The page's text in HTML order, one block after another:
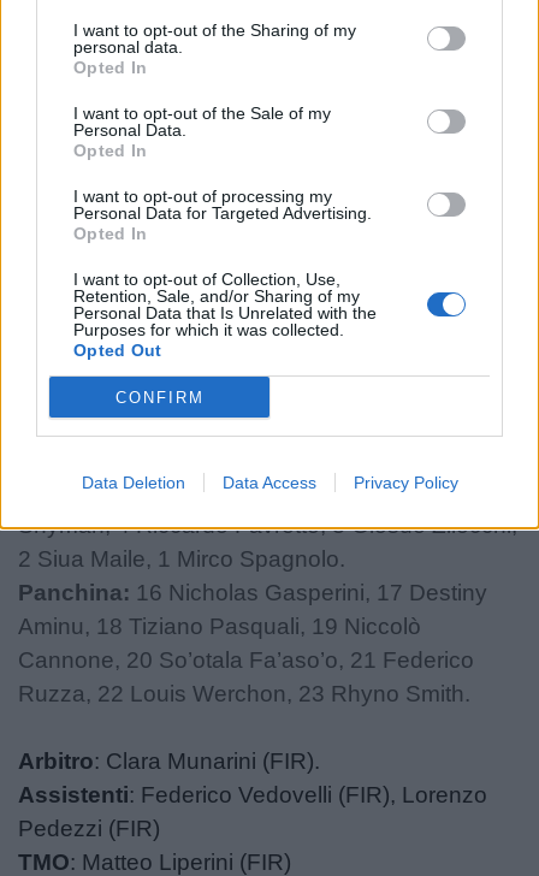
I want to opt-out of the Sharing of my
personal data.
Opted In
I want to opt-out of the Sale of my
Personal Data.
Opted In
I want to opt-out of processing my
Personal Data for Targeted Advertising.
Opted In
I want to opt-out of Collection, Use,
Retention, Sale, and/or Sharing of my
Personal Data that Is Unrelated with the
Purposes for which it was collected.
Opted Out
CONFIRM
Data Deletion Data Access Privacy Policy
Alessandro Fusco, 8 Giovanni Licata (C), 7
Samuele Locatelli, 6 Giacomo Ferrari, 5 Leonard
Krumov, 4 Alessandro Ortombina, 3 Juan
Manuel Pitinari, 2 Tommaso Di Bartolomeo, 1
Muhamed Hasa.
Panchina:16 Giampietro Ribaldi, 17 Paolo
Buonfiglio, 18 Matteo Nocera, 19 David Odiase,
20 Davide Ruggeri, 21 Thomas Dominguez, 22
Giulio Bertaccini, 23 Bautista Stavile.
BENETTON RUGBY:
Ignacio Mendy, 13 Tommaso Menoncello, 12
Malakai Fekitoa, 11 Paolo Odogwu, 10 Jacob
Manuel Zuliani, 6 Alessandro Izekor, 5 Eli
Snyman, 4 Riccardo Favretto, 3 Giosué Zilocchi,
2 Siua Maile, 1 Mirco Spagnolo.
Panchina: 16 Nicholas Gasperini, 17 Destiny
Aminu, 18 Tiziano Pasquali, 19 Niccolò
Cannone, 20 So’otala Fa’aso’o, 21 Federico
Ruzza, 22 Louis Werchon, 23 Rhyno Smith.
Arbitro: Clara Munarini (FIR).
Assistenti: Federico Vedovelli (FIR), Lorenzo
Pedezzi (FIR)
TMO: Matteo Liperini (FIR)